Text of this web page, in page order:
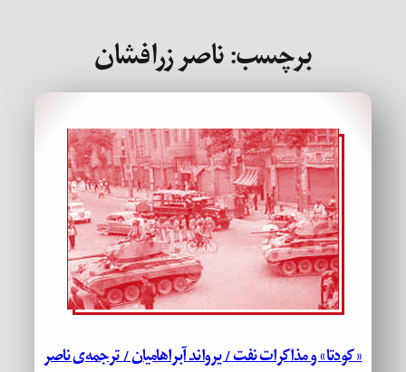
برچسب:ناصر زرافشان
«کودتا» و مذاکرات نفت / یرواند آبراهامیان / ترجمه‌ی ناصر